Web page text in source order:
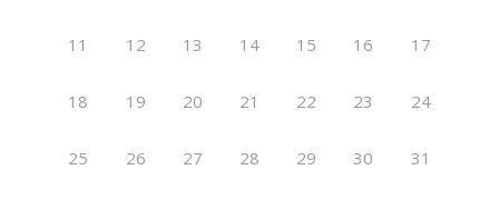
11 12 13 14 15 16 17
18 19 20 21 22 23 24
25 26 27 28 29 30 31